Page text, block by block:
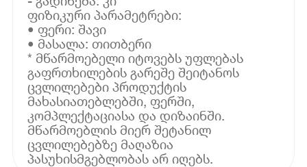
ფიზიკური პარამეტრები:
• ფერი: შავი
• მასალა: თითბერი
* მწარმოებელი იტოვებს უფლებას
გაფრთხილების გარეშე შეიტანოს
ცვლილებები პროდუქტის
მახასიათებლებში, ფერში,
კომპლექტაციასა და დიზაინში.
მწარმოებლის მიერ შეტანილ
ცვლილებებზე მაღაზია
პასუხისმგებლობას არ იღებს.